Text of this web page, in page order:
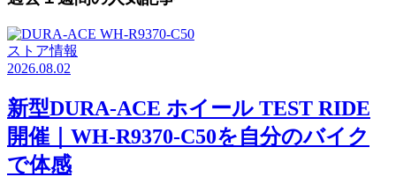
ストア情報
2026.08.02
新型DURA-ACE ホイール TEST RIDE
開催｜WH-R9370-C50を自分のバイク
で体感